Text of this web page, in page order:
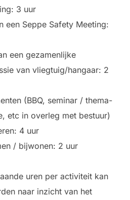
3 uur
een Seppe Safety Meeting:
een gezamenlijke
van vliegtuig/hangaar: 2
(BBQ, seminar / thema-
etc in overleg met bestuur)
4 uur
/ bijwonen: 2 uur
uren per activiteit kan
naar inzicht van het